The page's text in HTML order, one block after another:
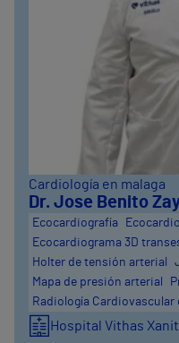
Cardiología en malaga
Dr. Jose Benito
Ecocardiografía
Ecocardiograma 3D
Holter de tensión arterial
Mapa de presión arterial
Radiología
Hospital Vithas